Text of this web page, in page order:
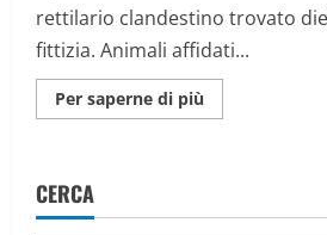
rettilario clandestino trovato
fittizia. Animali affidati...
Per saperne di più
informazioni
nascosti
CERCA